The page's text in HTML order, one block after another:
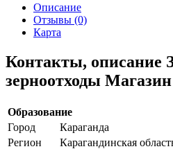
Описание
Отзывы (0)
Карта
Контакты, описание
зерноотходы Магазин
Образование
Город
Караганда
Регион
Карагандинская